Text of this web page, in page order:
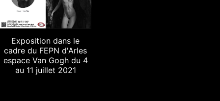
Exposition dans le
cadre du FEPN d'Arles
espace Van Gogh du 4
au 11 juillet 2021